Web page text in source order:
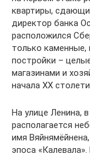
квартиры,
директор банка
расположился
только каменные,
постройки –
магазинами и
начала XX
На улице Ленина,
располагается
имя
эпоса